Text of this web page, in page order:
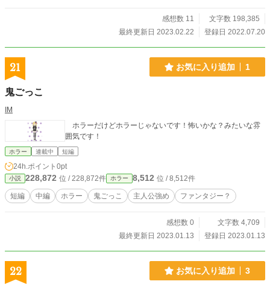
に作られた、弄れるかわいそうな命。 違う…、違う！！
その命達を憐れむ権利など私には無い！ 「───だから？」
今度こそ私の正しさを貫き通します。あなたが生み出したこ
の星の命へ、そしてあなたへ」 彼等のその手にそれ
ぞれ強制的に渡されたとある本。それは目の前に浮かぶ地球
人は自らの人生を否定し自由に生きる為に。 ───これは、
意図せず『カミサマ』の役目を負わされてしまった不完全な
者達が、自ら傷付きながらも気付き立ち上がり、繰り返して
は進んでいく天地創造の軌跡である。
感想数 11
文字数 198,385
最終更新日 2023.02.22
登録日 2022.07.20
21 お気に入り追加 1
鬼ごっこ
IM
ホラーだけどホラーじゃないです！怖いかな？みたいな雰
囲気です！
ホラー 連載中 短編
24h.ポイント 0pt
小説 228,872 位 / 228,872件 ホラー 8,512 位 / 8,512件
短編 中編 ホラー 鬼ごっこ 主人公強め ファンタジー？
感想数 0
文字数 4,709
最終更新日 2023.01.13
登録日 2023.01.13
22 お気に入り追加 3